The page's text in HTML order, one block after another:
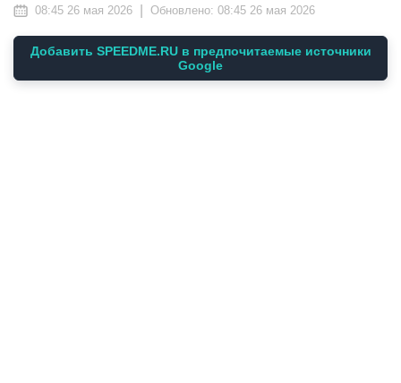
08:45 26 мая 2026 Обновлено: 08:45 26 мая 2026
Добавить SPEEDME.RU в предпочитаемые источники
Google